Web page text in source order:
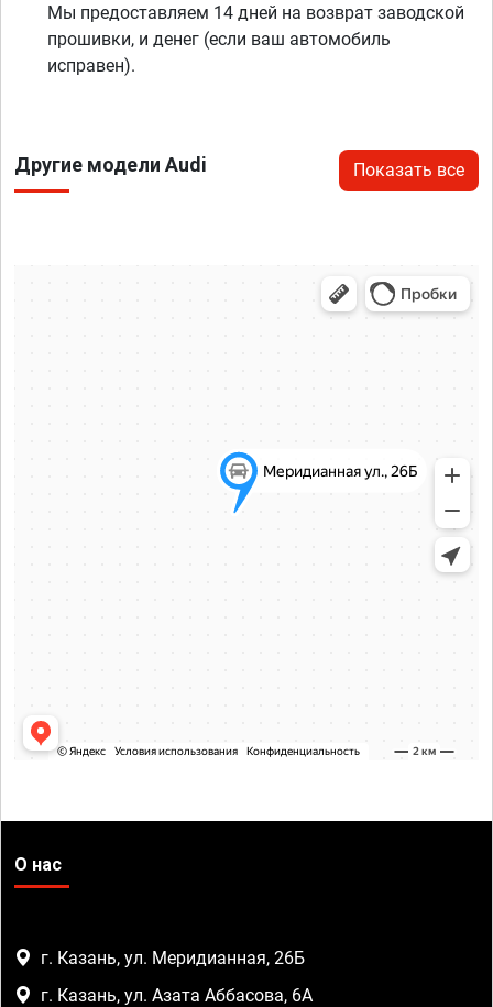
Мы предоставляем 14 дней на возврат заводской
прошивки, и денег (если ваш автомобиль
исправен).
Другие модели Audi Показать все
О нас
г. Казань, ул. Меридианная, 26Б
г. Казань, ул. Азата Аббасова, 6А